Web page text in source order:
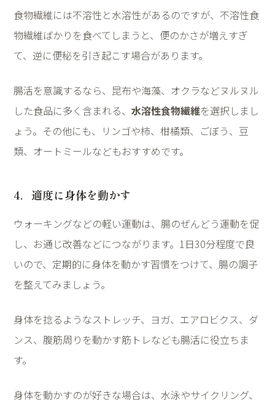
食物繊維には不溶性と水溶性があるのですが、不溶性食
物繊維ばかりを食べてしまうと、便のかさが増えすぎ
て、逆に便秘を引き起こす場合があります。
腸活を意識するなら、昆布や海藻、オクラなどヌルヌル
した食品に多く含まれる、 水溶性食物繊維を選択しまし
ょう。その他にも、リンゴや柿、柑橘類、ごぼう、豆
類、オートミールなどもおすすめです。
4．適度に身体を動かす
ウォーキングなどの軽い運動は、腸のぜんどう運動を促
し、お通じ改善などにつながります。 1日30分程度で良
いので、定期的に身体を動かす習慣をつけて、腸の調子
を整えてみましょう。
身体を捻るようなストレッチ、ヨガ、エアロビクス、ダ
ンス、腹筋周りを動かす筋トレなども腸活に役立ちま
す。
身体を動かすのが好きな場合は、水泳やサイクリング、